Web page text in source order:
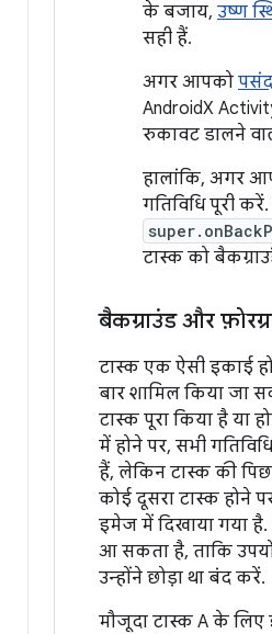
के बजाय, उष्ण
सही हैं.
अगर आपको
AndroidX
रुकावट डालने
हालांकि, अगर
गतिविधि पूरी
टास्क को
बैकग्राउंड और
टास्क एक ऐसी इकाई
बार शामिल किया जा
टास्क पूरा किया है या
में होने पर, सभी
हैं, लेकिन टास्क की
कोई दूसरा टास्क होने
इमेज में दिखाया गया
आ सकता है, ताकि
उन्होंने छोड़ा था बंद करें.
मौजूदा टास्क A के लिए